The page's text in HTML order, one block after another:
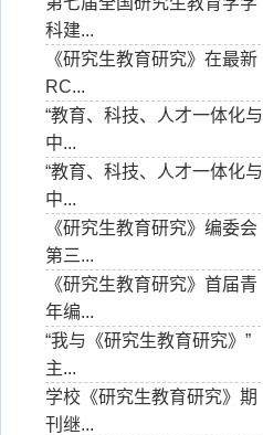
科建...
《研究生教育研究》在最新
RC...
“教育、科技、人才一体化与
中...
“教育、科技、人才一体化与
中...
《研究生教育研究》编委会
第三...
《研究生教育研究》首届青
年编...
“我与《研究生教育研究》”
主...
学校《研究生教育研究》期
刊继...